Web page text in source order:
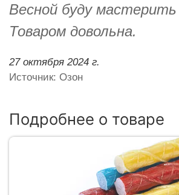
Весной буду
Товаром довольна.
27 октября 2024 г.
Источник: Озон
Подробнее о товаре